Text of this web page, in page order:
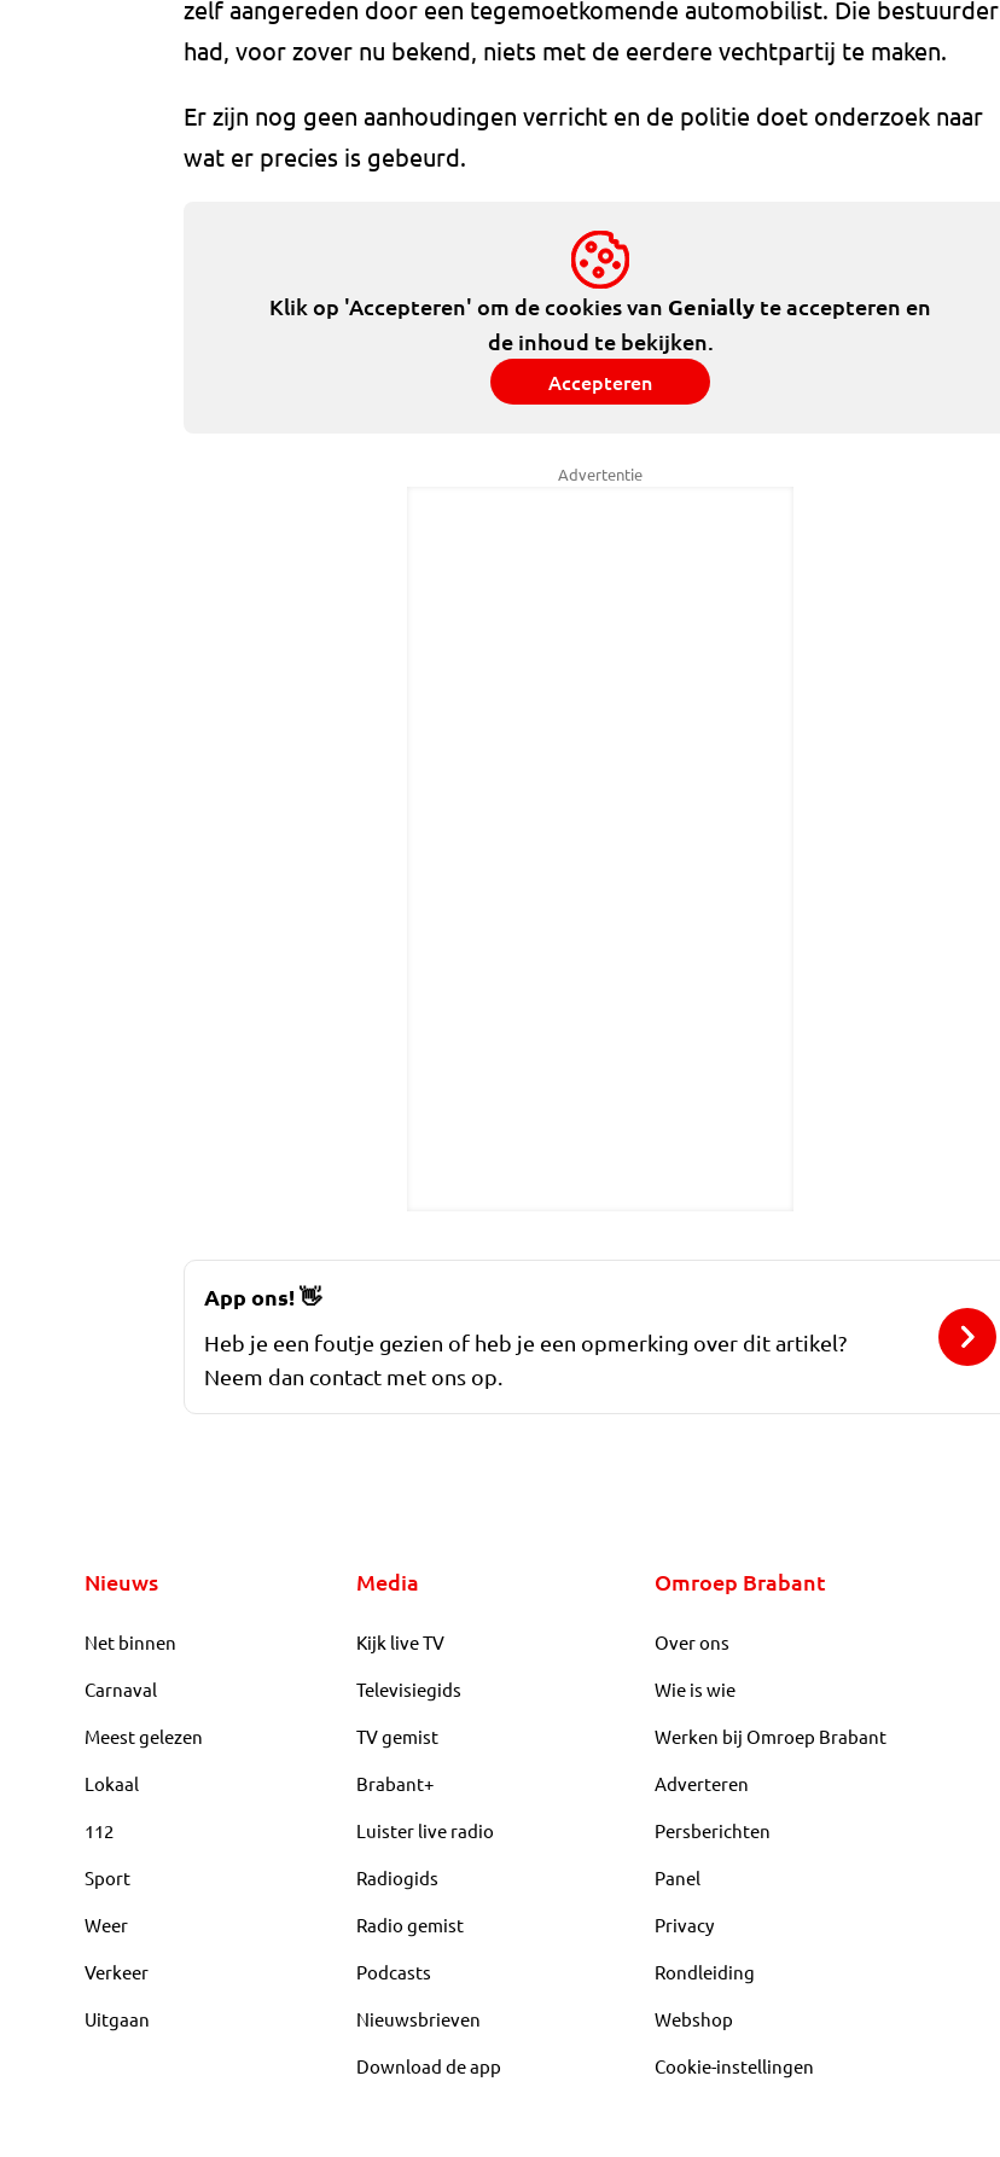
zelf aangereden door een tegemoetkomende automobilist. Die bestuurder
had, voor zover nu bekend, niets met de eerdere vechtpartij te maken.
Er zijn nog geen aanhoudingen verricht en de politie doet onderzoek naar
wat er precies is gebeurd.
Klik op 'Accepteren' om de cookies van Genially te accepteren en
de inhoud te bekijken.
Accepteren
Advertentie
App ons!👋
Heb je een foutje gezien of heb je een opmerking over dit artikel?
Neem dan contact met ons op.
Nieuws
Net binnen
Carnaval
Meest gelezen
Lokaal
112
Sport
Weer
Verkeer
Uitgaan
Media
Kijk live TV
Televisiegids
TV gemist
Brabant+
Luister live radio
Radiogids
Radio gemist
Podcasts
Nieuwsbrieven
Download de app
Omroep Brabant
Over ons
Wie is wie
Werken bij Omroep Brabant
Adverteren
Persberichten
Panel
Privacy
Rondleiding
Webshop
Cookie-instellingen